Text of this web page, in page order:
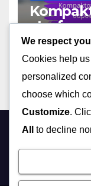
10/02/2026
We respect
Cookies help
personalized
choose which
Customize.
All
to decline